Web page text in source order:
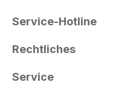
Service-Hotline
Rechtliches
Service